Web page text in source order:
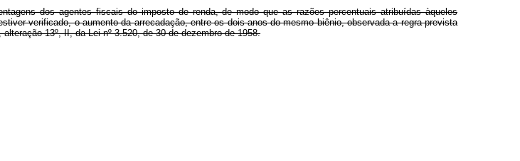
dos agentes fiscais do imposto de renda, de modo que as razões percentuais atribuídas àqueles
verificado, o aumento da arrecadação, entre os dois anos do mesmo biênio, observada a regra prevista
13º, II, da Lei nº 3.520, de 30 de dezembro de 1958.